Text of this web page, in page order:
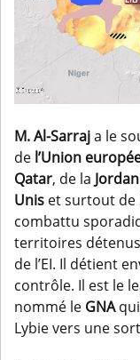
M. Al-Sarraja le
de l’Union
Qatar, de la
Unis et surtout de
combattu
territoires
de l’EI. Il détient
contrôle. Il est le
nommé le GNAqui
Lybie vers une